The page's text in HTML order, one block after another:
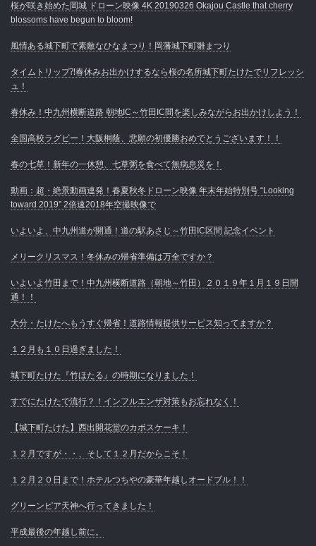
桜が咲き始めた岡城 ドローン映像 4K 20190326 Okajou Castle that cherry
blossoms have begun to bloom!
風情ある城下町で素敵なひなまつり！岡藩城下町雛まつり
タイムトリップ⁈春休みお出かけするなら桜の名所城下町たけたでリフレッシ
ュ！
春休み！中九州横断道路 朝地IC～竹田IC間を楽しみながらお出かけしよう！
全国高校ラグビー！大阪桐蔭、悲願の初優勝おめでとうございます！！
春の七草！新年の一休憩、七草粥を食べて無病息災を！
動画：超・絶景動画連発！春夏秋冬ドローン映像 年末年始特別号 “Looking
toward 2019” 2倍速2018年空撮映像で
いよいよ、中九州道が開通！道の駅あさじ～竹田IC区間 記念イベント
メリークリスマス！冬休みの帰省準備は万全ですか？
いよいよ竹田まで！中九州横断道路（朝地～竹田）２０１９年１月１９日開
通！！
大分・たけたへもうすぐ帰省！道路情報提供サービス知ってますか？
１２月も１０日過ぎました！
城下町たけた『竹ほたる』の時期になりました！
すでにたけたで流行？！インフルエンザ対策もお忘れなく！
【城下町たけた】西出開花堂のカボスケーキ！
１２月ですが・・、そして１２月だからこそ！
１２月２０日まで！ホテルつちやの豪華年越しオードブル！！
グリーンピア天神へ行ってきました！
平成最後の年越し前に。